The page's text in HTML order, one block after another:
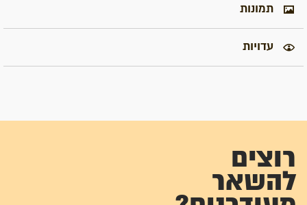
תמונות
עדויות
רוצים
להשאר